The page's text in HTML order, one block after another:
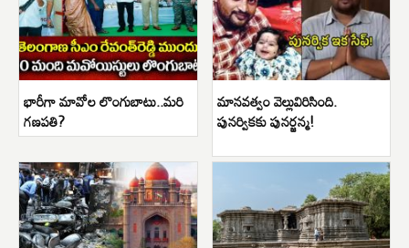
భారీగా మావోల లొంగుబాటు..మరి
గణపతి?
మానవత్వం వెల్లువిరిసింది.
పునర్వికకు పునర్జన్మ!